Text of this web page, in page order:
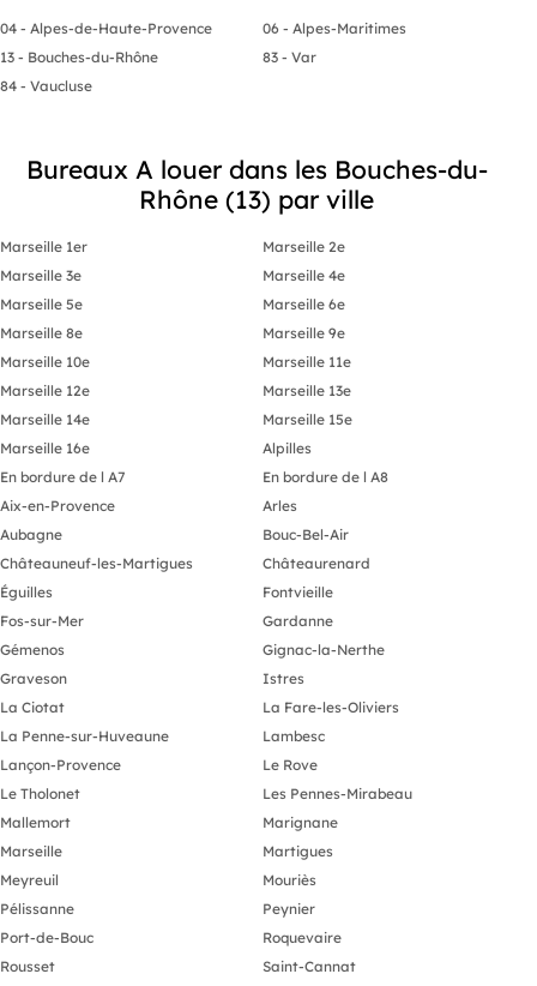
nombreux services. Idéalement situés
sur le Cours Saint-Louis, les locaux
stratégique avec un accès rapide aux
pour implanter votre activité dans un
environnement dynamique et
Plus
04 - Alpes-de-Haute-Provence
06 - Alpes-Maritimes
13 - Bouches-du-Rhône
83 - Var
84 - Vaucluse
Bureaux A louer dans les Bouches-du-
Rhône (13) par ville
Marseille 1er
Marseille 2e
Marseille 3e
Marseille 4e
Marseille 5e
Marseille 6e
Marseille 8e
Marseille 9e
Marseille 10e
Marseille 11e
Marseille 12e
Marseille 13e
Marseille 14e
Marseille 15e
Marseille 16e
Alpilles
En bordure de l A7
En bordure de l A8
Aix-en-Provence
Arles
Aubagne
Bouc-Bel-Air
Châteauneuf-les-Martigues
Châteaurenard
Éguilles
Fontvieille
Fos-sur-Mer
Gardanne
Gémenos
Gignac-la-Nerthe
Graveson
Istres
La Ciotat
La Fare-les-Oliviers
La Penne-sur-Huveaune
Lambesc
Lançon-Provence
Le Rove
Le Tholonet
Les Pennes-Mirabeau
Mallemort
Marignane
Marseille
Martigues
Meyreuil
Mouriès
Pélissanne
Peynier
Port-de-Bouc
Roquevaire
Rousset
Saint-Cannat